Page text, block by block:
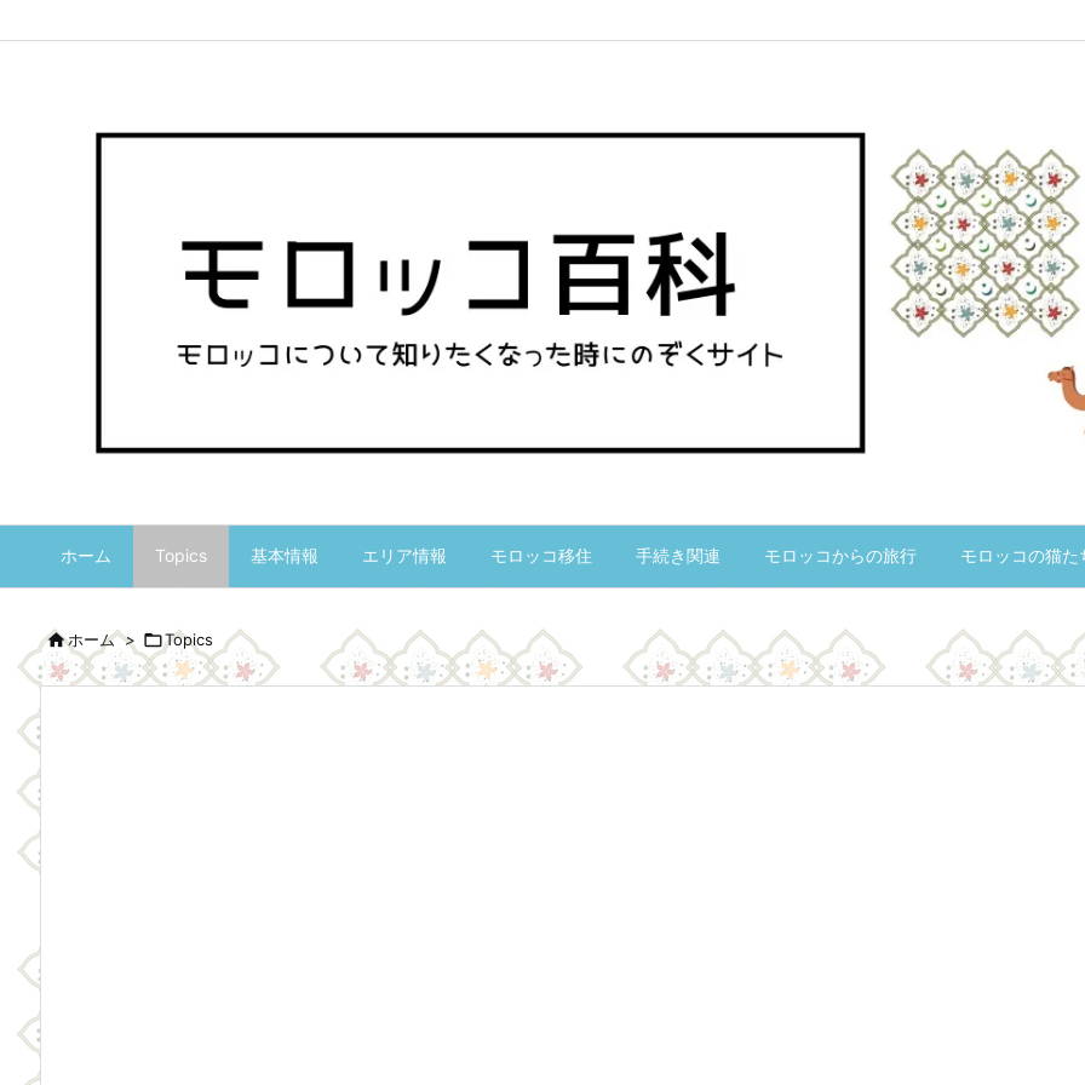
ホーム Topics 基本情報 エリア情報 モロッコ移住 手続き関連 モロッコからの旅行 モロッコの猫た
ホーム > Topics